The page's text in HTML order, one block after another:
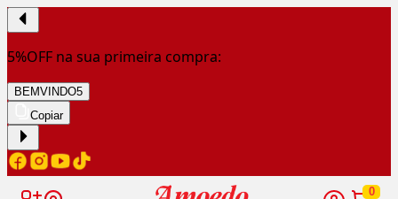
5%OFF na sua primeira compra:
BEMVINDO5
Copiar
0